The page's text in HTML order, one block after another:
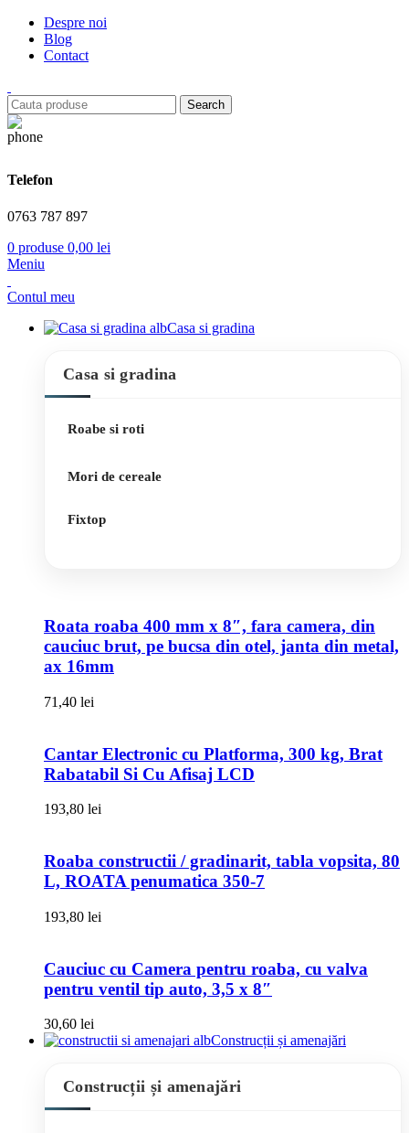
Despre noi
Blog
Contact
Search
Telefon
0763 787 897
0 produse 0,00 lei
Meniu
Contul meu
Casa si gradina
Casa si gradina
Roabe si roti
Mori de cereale
Fixtop
Roata roaba 400 mm x 8″, fara camera, din
cauciuc brut, pe bucsa din otel, janta din metal,
ax 16mm
71,40 lei
Cantar Electronic cu Platforma, 300 kg, Brat
Rabatabil Si Cu Afisaj LCD
193,80 lei
Roaba constructii / gradinarit, tabla vopsita, 80
L, ROATA penumatica 350-7
193,80 lei
Cauciuc cu Camera pentru roaba, cu valva
pentru ventil tip auto, 3,5 x 8″
30,60 lei
Construcții și amenajări
Construcții și amenajări